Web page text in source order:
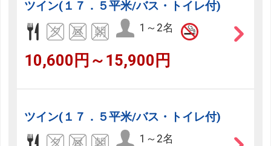
ツイン(１７．５平米/バス・トイレ付)
1～2名
10,600円～15,900円
ツイン(１７．５平米/バス・トイレ付)
1～2名